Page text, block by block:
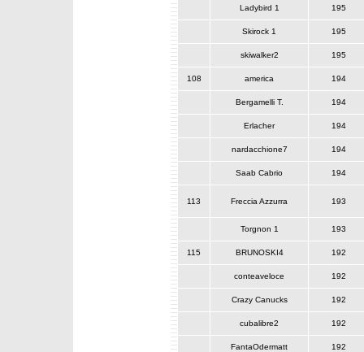
Ladybird 1 195
Skirock 1 195
skiwalker2 195
108 america 194
Bergamelli T. 194
Erlacher 194
nardacchione7 194
Saab Cabrio 194
113 Freccia Azzurra 193
Torgnon 1 193
115 BRUNOSKI4 192
conteaveloce 192
Crazy Canucks 192
cubalibre2 192
FantaOdermatt 192